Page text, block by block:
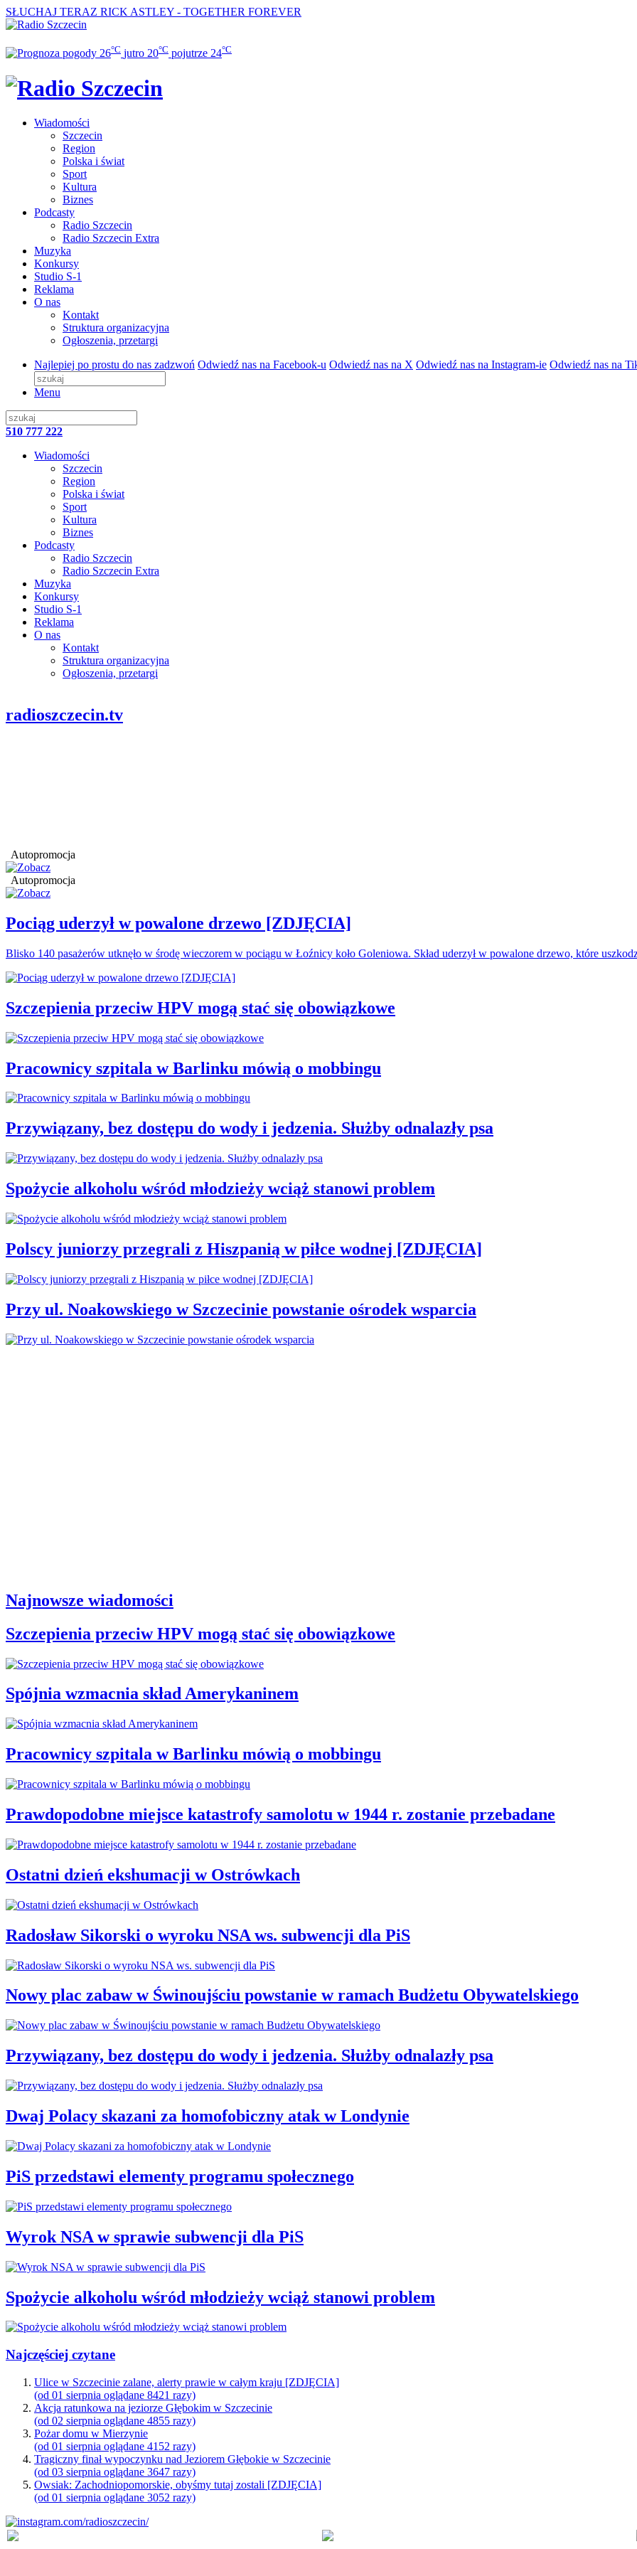
SŁUCHAJ TERAZ RICK ASTLEY - TOGETHER FOREVER
26°C jutro 20°C pojutrze 24°C
Wiadomości
Szczecin
Region
Polska i świat
Sport
Kultura
Biznes
Podcasty
Radio Szczecin
Radio Szczecin Extra
Muzyka
Konkursy
Studio S-1
Reklama
O nas
Kontakt
Struktura organizacyjna
Ogłoszenia, przetargi
Najlepiej po prostu do nas zadzwoń Odwiedź nas na Facebook-u Odwiedź nas na X Odwiedź nas na Instagram-ie Odwiedź nas na
Menu
510 777 222
Wiadomości
Szczecin
Region
Polska i świat
Sport
Kultura
Biznes
Podcasty
Radio Szczecin
Radio Szczecin Extra
Muzyka
Konkursy
Studio S-1
Reklama
O nas
Kontakt
Struktura organizacyjna
Ogłoszenia, przetargi
radioszczecin.tv
Autopromocja
Autopromocja
Pociąg uderzył w powalone drzewo [ZDJĘCIA]
Blisko 140 pasażerów utknęło w środę wieczorem w pociągu w Łoźnicy koło Goleniowa. Skład uderzył w powalone drzewo, które
Szczepienia przeciw HPV mogą stać się obowiązkowe
Pracownicy szpitala w Barlinku mówią o mobbingu
Przywiązany, bez dostępu do wody i jedzenia. Służby odnalazły psa
Spożycie alkoholu wśród młodzieży wciąż stanowi problem
Polscy juniorzy przegrali z Hiszpanią w piłce wodnej [ZDJĘCIA]
Przy ul. Noakowskiego w Szczecinie powstanie ośrodek wsparcia
Najnowsze wiadomości
Szczepienia przeciw HPV mogą stać się obowiązkowe
Spójnia wzmacnia skład Amerykaninem
Pracownicy szpitala w Barlinku mówią o mobbingu
Prawdopodobne miejsce katastrofy samolotu w 1944 r. zostanie przebadane
Ostatni dzień ekshumacji w Ostrówkach
Radosław Sikorski o wyroku NSA ws. subwencji dla PiS
Nowy plac zabaw w Świnoujściu powstanie w ramach Budżetu Obywatelskiego
Przywiązany, bez dostępu do wody i jedzenia. Służby odnalazły psa
Dwaj Polacy skazani za homofobiczny atak w Londynie
PiS przedstawi elementy programu społecznego
Wyrok NSA w sprawie subwencji dla PiS
Spożycie alkoholu wśród młodzieży wciąż stanowi problem
Najczęściej czytane
Ulice w Szczecinie zalane, alerty prawie w całym kraju [ZDJĘCIA]
(od 01 sierpnia oglądane 8421 razy)
Akcja ratunkowa na jeziorze Głębokim w Szczecinie
(od 02 sierpnia oglądane 4855 razy)
Pożar domu w Mierzynie
(od 01 sierpnia oglądane 4152 razy)
Tragiczny finał wypoczynku nad Jeziorem Głębokie w Szczecinie
(od 03 sierpnia oglądane 3647 razy)
Owsiak: Zachodniopomorskie, obyśmy tutaj zostali [ZDJĘCIA]
(od 01 sierpnia oglądane 3052 razy)